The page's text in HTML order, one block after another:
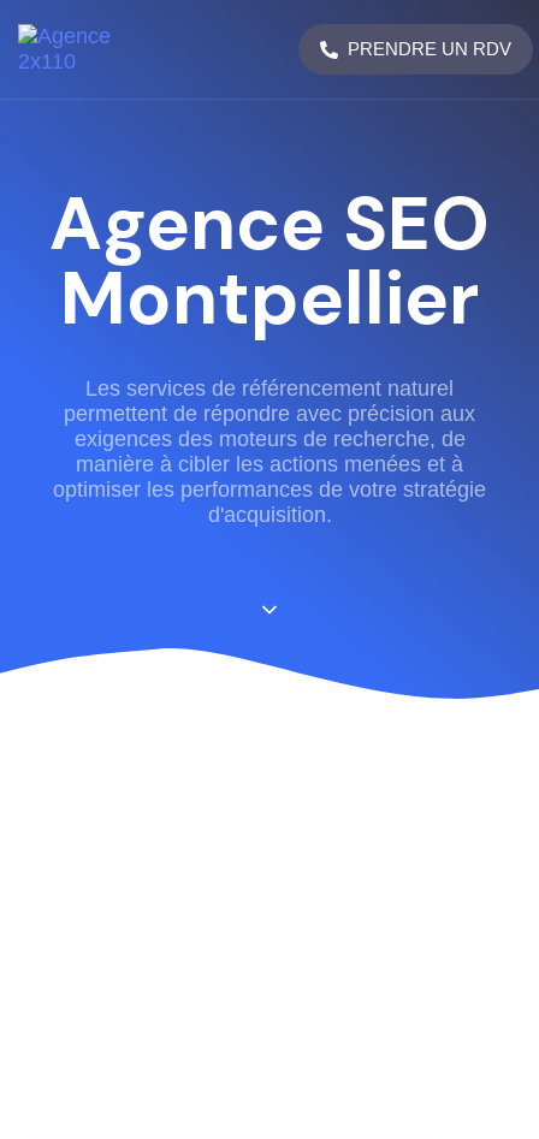
PRENDRE UN RDV
Agence SEO
Montpellier
Les services de référencement naturel
permettent de répondre avec précision aux
exigences des moteurs de recherche, de
manière à cibler les actions menées et à
optimiser les performances de votre stratégie
d'acquisition.